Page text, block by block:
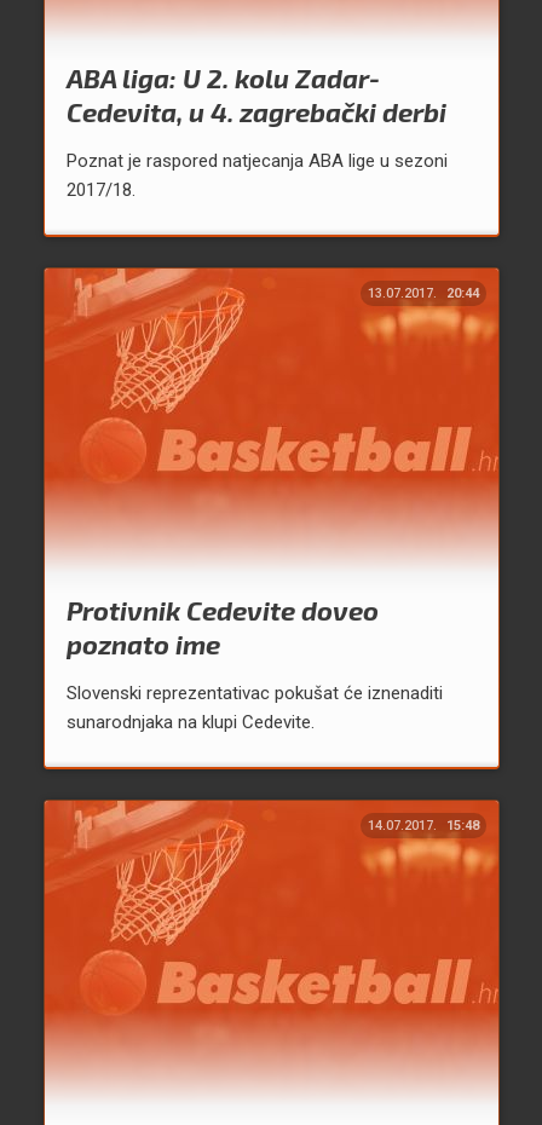
ABA liga: U 2. kolu Zadar-
Cedevita, u 4. zagrebački derbi
Poznat je raspored natjecanja ABA lige u sezoni
2017/18.
13.07.2017. 20:44
Protivnik Cedevite doveo
poznato ime
Slovenski reprezentativac pokušat će iznenaditi
sunarodnjaka na klupi Cedevite.
14.07.2017. 15:48